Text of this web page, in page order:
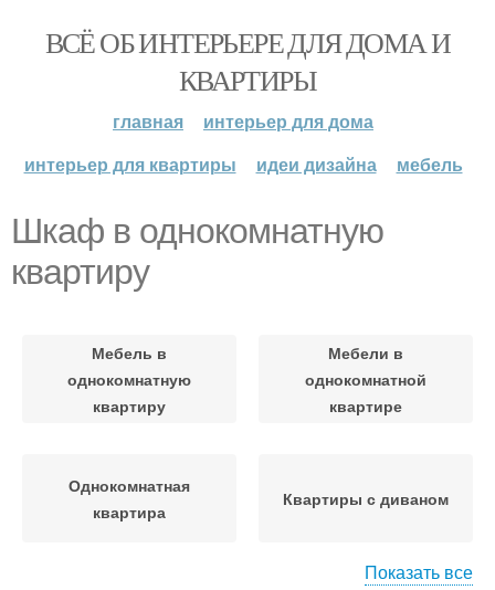
ВСЁ ОБ ИНТЕРЬЕРЕ ДЛЯ ДОМА И
КВАРТИРЫ
главная
интерьер для дома
интерьер для квартиры
идеи дизайна мебель
Шкаф в однокомнатную
квартиру
Мебель в
однокомнатную
квартиру
Мебели в
однокомнатной
квартире
Однокомнатная
квартира
Квартиры с диваном
Показать все